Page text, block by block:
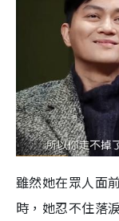
雖然她在眾人面
時，她忍不住落